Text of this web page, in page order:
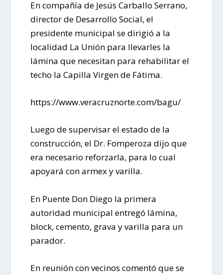
En compañía de Jesús Carballo Serrano,
director de Desarrollo Social, el
presidente municipal se dirigió a la
localidad La Unión para llevarles la
lámina que necesitan para rehabilitar el
techo la Capilla Virgen de Fátima.
https://www.veracruznorte.com/bagu/
Luego de supervisar el estado de la
construcción, el Dr. Fomperoza dijo que
era necesario reforzarla, para lo cual
apoyará con armex y varilla.
En Puente Don Diego la primera
autoridad municipal entregó lámina,
block, cemento, grava y varilla para un
parador.
En reunión con vecinos comentó que se